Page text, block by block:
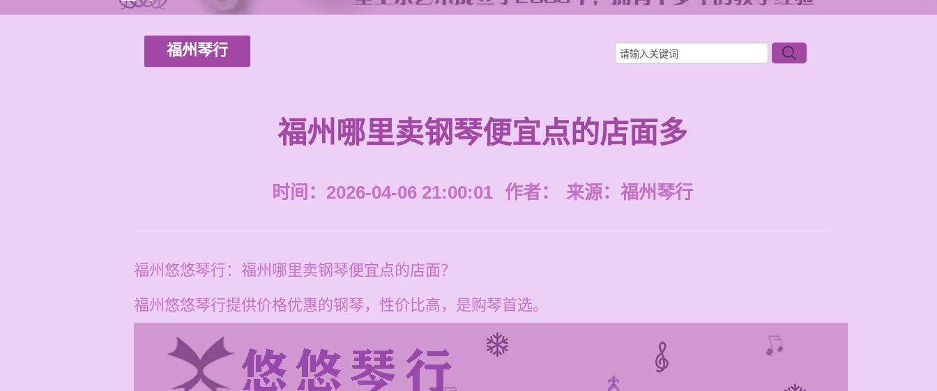
福州琴行
福州哪里卖钢琴便宜点的店面多
时间：2026-04-06 21:00:01 作者： 来源： 福州琴行
福州悠悠琴行：福州哪里卖钢琴便宜点的店面？
福州悠悠琴行提供价格优惠的钢琴，性价比高，是购琴首选。